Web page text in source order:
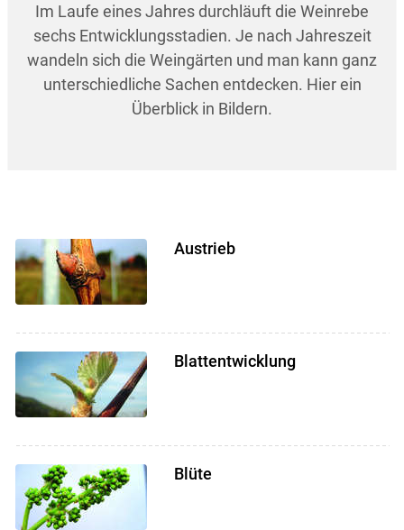
Im Laufe eines Jahres durchläuft die Weinrebe
sechs Entwicklungsstadien. Je nach Jahreszeit
wandeln sich die Weingärten und man kann ganz
unterschiedliche Sachen entdecken. Hier ein
Überblick in Bildern.
Austrieb
Blattentwicklung
Blüte